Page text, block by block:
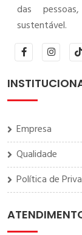
das
sustentável.
Empresa
Qualidade
Política de